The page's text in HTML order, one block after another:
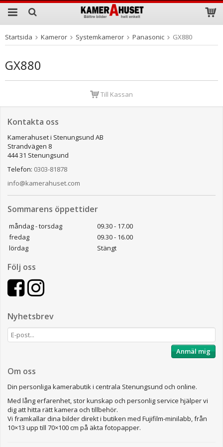
Produkten har blivit tillagd i varukorgen
Startsida Kameror Systemkameror Panasonic GX880
GX880
Till Kassan
Kontakta oss
Kamerahuset i Stenungsund AB
Strandvägen 8
444 31 Stenungsund
Telefon: 0303-81878
info@kamerahuset.com
Sommarens öppettider
måndag - torsdag
09.30 - 17.00
fredag
09.30 - 16.00
lördag
Stängt
Följ oss
Nyhetsbrev
Anmäl mig
Om oss
Din personliga kamerabutik i centrala Stenungsund och online.
Med lång erfarenhet, stor kunskap och personlig service hjälper vi
dig att hitta rätt kamera och tillbehör.
Vi framkallar dina bilder direkt i butiken med Fujifilm-minilabb, från
10×13 upp till 70×100 cm på äkta fotopapper.